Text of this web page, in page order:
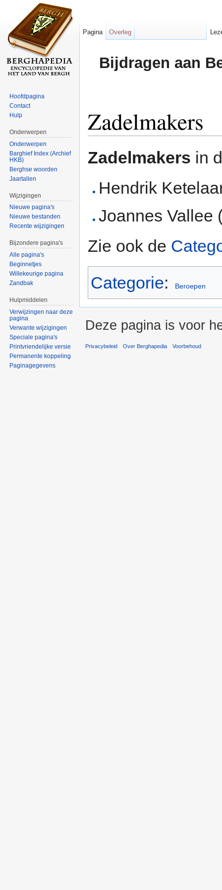
Bijdragen aan
Zadelmakers
Zadelmakers in
Hendrik
Joannes Vallee
Zie ook de
Categorie: Beroepen
Pagina Overleg
Hoofdpagina
Contact
Hulp
Onderwerpen
Onderwerpen
Barghief Index (Archief
HKB)
Berghse woorden
Jaartallen
Wijzigingen
Nieuwe pagina's
Nieuwe bestanden
Recente wijzigingen
Bijzondere pagina's
Alle pagina's
Beginnetjes
Willekeurige pagina
Zandbak
Hulpmiddelen
Verwijzingen naar deze
pagina
Verwante wijzigingen
Speciale pagina's
Printvriendelijke versie
Permanente koppeling
Paginagegevens
Deze pagina is voor
Privacybeleid Over Berghapedia Voorbehoud